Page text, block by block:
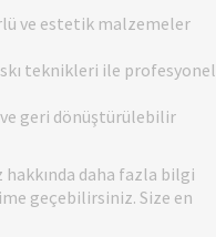
ve estetik malzemeler
teknikleri ile profesyonel
geri dönüştürülebilir
daha fazla bilgi
geçebilirsiniz. Size en